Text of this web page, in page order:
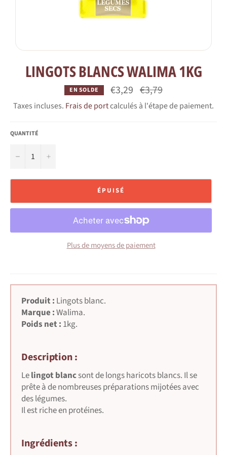
LINGOTS BLANCS WALIMA 1KG
EN SOLDE €3,29 Prix
régulier
€3,79
Taxes incluses. Frais de portcalculés à l'étape de paiement.
QUANTITÉ
− +
ÉPUISÉ
Plus de moyens de paiement
Produit : Lingots blanc.
Marque :Walima.
Poids net : 1kg.
Description :
Lelingot blancsont de longsharicots blancs. Ilse
prête à de nombreuses préparations mijotées avec
des légumes.
Il est riche en protéines.
Ingrédients :